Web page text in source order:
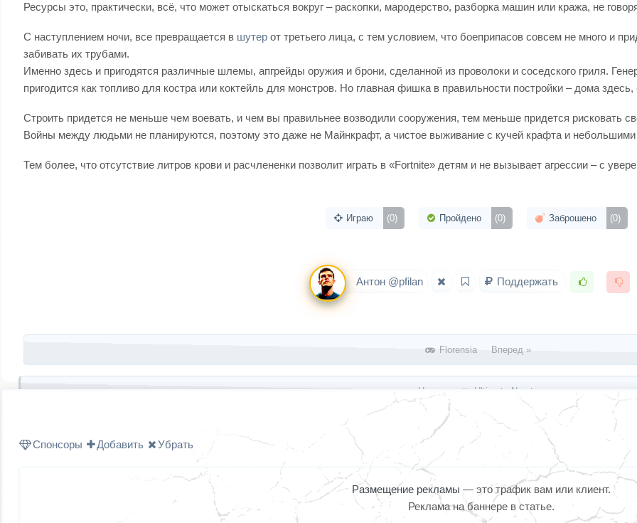
Ресурсы это, практически, всё, что может отыскаться вокруг – раскопки, мародерство, разборка машин или кража, не
С наступлением ночи, все превращается в шутер от третьего лица, с тем условием, что боеприпасов совсем не много и
забивать их трубами.
Именно здесь и пригодятся различные шлемы, апгрейды оружия и брони, сделанной из проволоки и соседского гриля.
пригодится как топливо для костра или коктейль для монстров. Но главная фишка в правильности постройки – дома
Строить придется не меньше чем воевать, и чем вы правильнее возводили сооружения, тем меньше придется рисковать
Войны между людьми не планируются, поэтому это даже не Майнкрафт, а чистое выживание с кучей крафта и небольшими
Тем более, что отсутствие литров крови и расчлененки позволит играть в «Fortnite» детям и не вызывает агрессии – с
Играю (0) Пройдено (0) Заброшено (0)
Антон @pfilan Поддержать
Запись навигация
Florensia Вперед »
« Назад Ultimate Naruto
Спонсоры Добавить Убрать
Размещение рекламы — это трафик вам или клиент.
Реклама на баннере в статье.